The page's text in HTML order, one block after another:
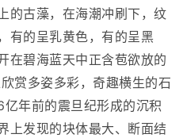
的古藻，在海潮冲刷下，纹
有的呈乳黄色，有的呈黑
在碧海蓝天中正含苞欲放的
赏多姿多彩，奇趣横生的石
年前的震旦纪形成的沉积
上发现的块体最大、断面结